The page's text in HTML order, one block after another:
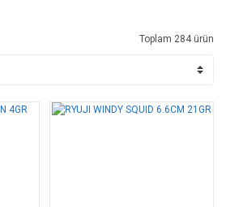
Toplam 284 ürün